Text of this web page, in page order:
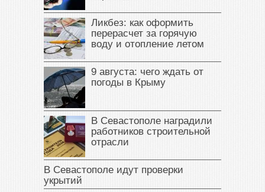
Ликбез: как оформить
перерасчет за горячую
воду и отопление летом
9 августа: чего ждать от
погоды в Крыму
В Севастополе наградили
работников строительной
отрасли
В Севастополе идут проверки
укрытий